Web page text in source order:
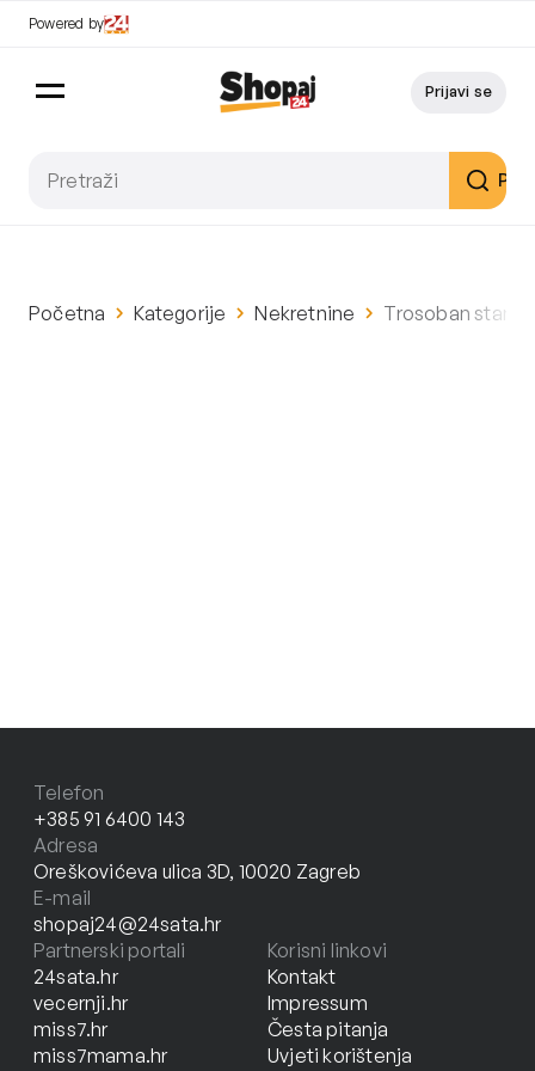
Powered by
Prijavi se
Početna Kategorije Nekretnine Trosoban stan u
Telefon
+385 91 6400 143
Adresa
Oreškovićeva ulica 3D, 10020 Zagreb
E-mail
shopaj24@24sata.hr
Partnerski portali
24sata.hr
vecernji.hr
miss7.hr
miss7mama.hr
Korisni linkovi
Kontakt
Impressum
Česta pitanja
Uvjeti korištenja